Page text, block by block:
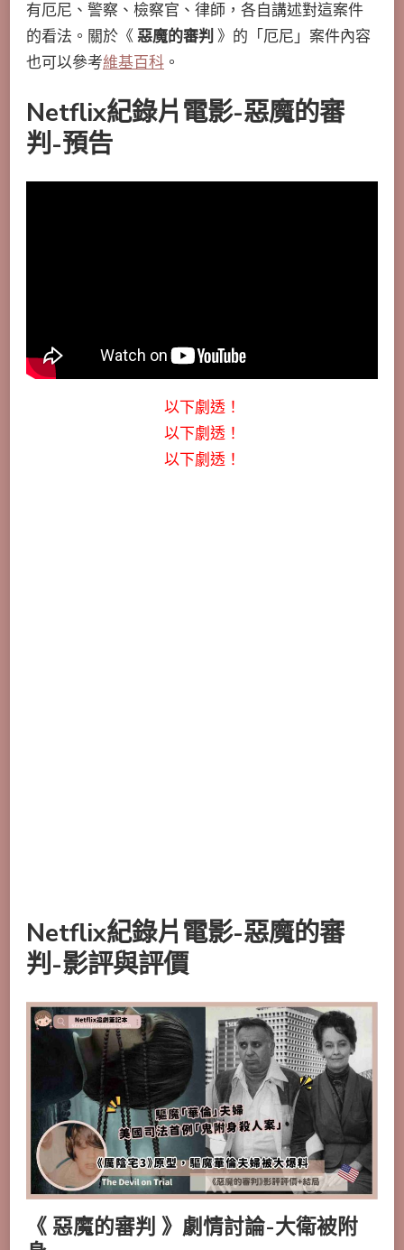
有厄尼、警察、檢察官、律師，各自講述對這案件
的看法。關於《惡魔的審判》的「厄尼」案件內容
也可以參考維基百科 。
Netflix紀錄片電影-惡魔的審
判-預告
以下劇透！
以下劇透！
以下劇透！
Netflix紀錄片電影-惡魔的審
判-影評與評價
《 惡魔的審判 》劇情討論-大衛被附